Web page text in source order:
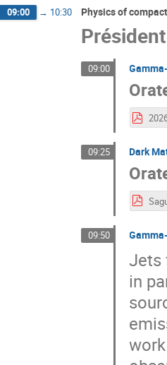
09:00 → 10:30 Physics of
09:00
09:25 Dark
09:50
Jets
in